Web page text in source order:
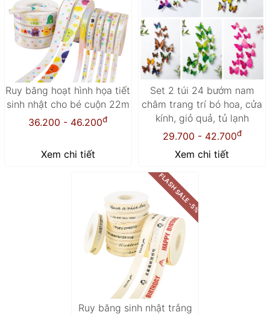
Ruy băng hoạt hình họa tiết
sinh nhật cho bé cuộn 22m
36.200 - 46.200đ
Xem chi tiết
Set 2 túi 24 bướm nam
châm trang trí bó hoa, cửa
kính, giỏ quả, tủ lạnh
29.700 - 42.700đ
Xem chi tiết
Ruy băng sinh nhật trắng
FLASH SALE -5%